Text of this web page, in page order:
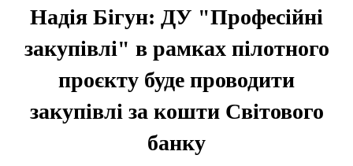
Надія Бігун: ДУ "Професійні
закупівлі" в рамках пілотного
проєкту буде проводити
закупівлі за кошти Світового
банку